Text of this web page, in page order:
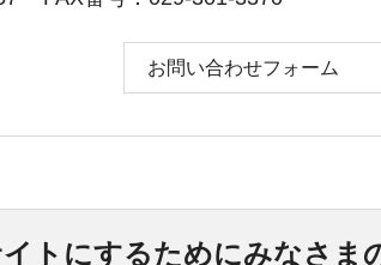
お問い合わせフォーム
トにするためにみなさま